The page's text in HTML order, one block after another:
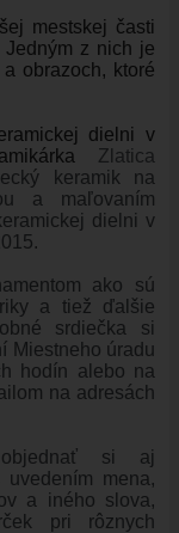
mestskej časti
Jedným z nich je
obrazoch, ktoré
dielni v
Zlatica
keramik na
a maľovaním
dielni v
ako sú
a tiež ďalšie
srdiečka si
Miestneho úradu
hodín alebo na
na adresách
si aj
mena,
a iného slova,
pri rôznych